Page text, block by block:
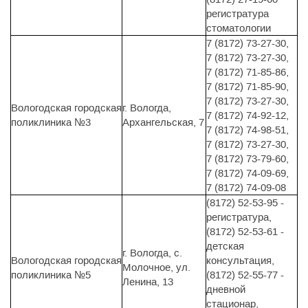
регистратура
стоматологии
Вологодская городская
поликлиника №3
г. Вологда,
Архангельская, 7
7 (8172) 73-27-30,
7 (8172) 73-27-30,
7 (8172) 71-85-86,
7 (8172) 71-85-90,
7 (8172) 73-27-30,
7 (8172) 74-92-12,
7 (8172) 74-98-51,
7 (8172) 73-27-30,
7 (8172) 73-79-60,
7 (8172) 74-09-69,
7 (8172) 74-09-08
Вологодская городская
поликлиника №5
г. Вологда, с.
Молочное, ул.
Ленина, 13
(8172) 52-53-95 -
регистратура,
(8172) 52-53-61 -
детская
консультация,
(8172) 52-55-77 -
дневной
стационар,